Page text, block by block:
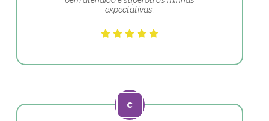
expectativas.